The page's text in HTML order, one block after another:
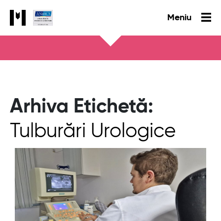
Meniu
Arhiva Etichetă:
Tulburări Urologice